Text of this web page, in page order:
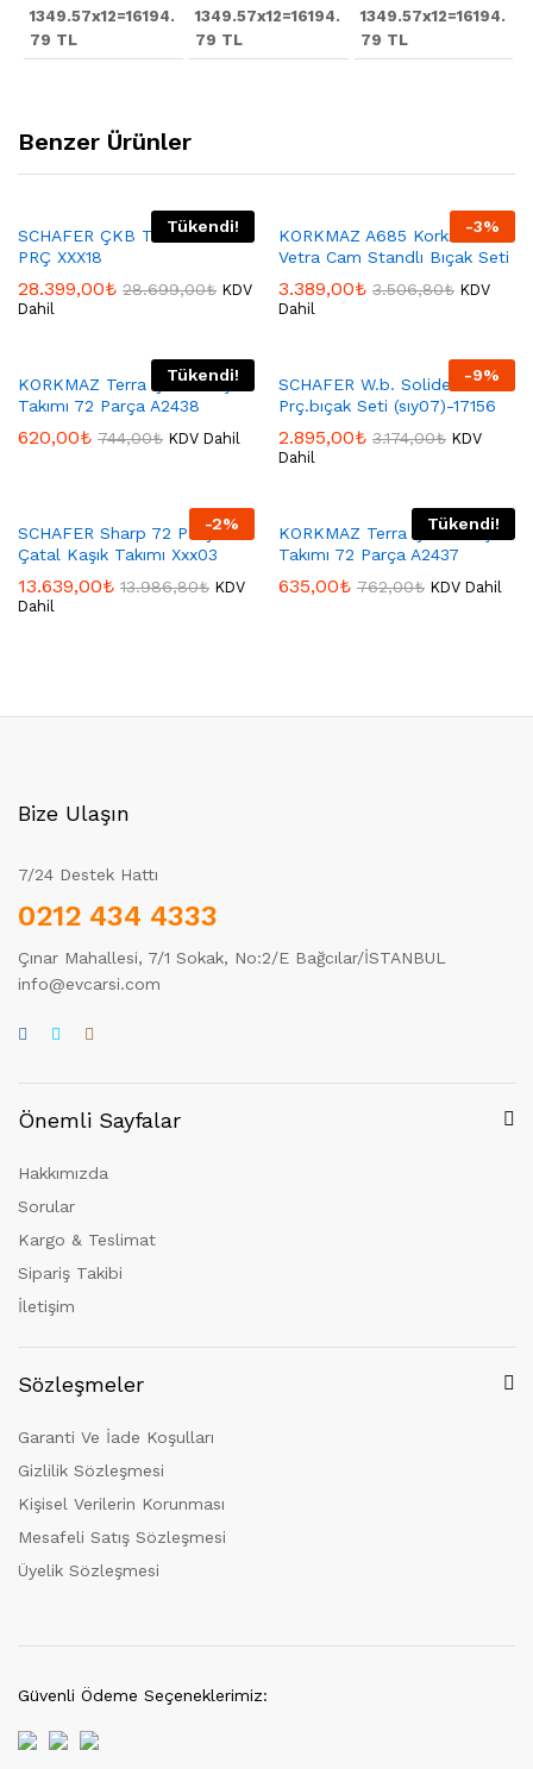
1349.57x12=16194.
79 TL
1349.57x12=16194.
79 TL
1349.57x12=16194.
79 TL
Benzer Ürünler
Tükendi!
SCHAFER ÇKB TAKIMI 90
PRÇ XXX18
28.399,00₺ 28.699,00₺ KDV
Dahil
-3%
KORKMAZ A685 Korkmaz
Vetra Cam Standlı Bıçak Seti
3.389,00₺ 3.506,80₺ KDV
Dahil
Tükendi!
KORKMAZ Terra Çatal Kaşık
Takımı 72 Parça A2438
620,00₺ 744,00₺ KDV Dahil
-9%
SCHAFER W.b. Solide 6
Prç.bıçak Seti (sıy07)-17156
2.895,00₺ 3.174,00₺ KDV
Dahil
-2%
SCHAFER Sharp 72 Parça
Çatal Kaşık Takımı Xxx03
13.639,00₺ 13.986,80₺ KDV
Dahil
Tükendi!
KORKMAZ Terra Çatal Kaşık
Takımı 72 Parça A2437
635,00₺ 762,00₺ KDV Dahil
Bize Ulaşın
7/24 Destek Hattı
0212 434 4333
Çınar Mahallesi, 7/1 Sokak, No:2/E Bağcılar/İSTANBUL
info@evcarsi.com
Önemli Sayfalar
Hakkımızda
Sorular
Kargo & Teslimat
Sipariş Takibi
İletişim
Sözleşmeler
Garanti Ve İade Koşulları
Gizlilik Sözleşmesi
Kişisel Verilerin Korunması
Mesafeli Satış Sözleşmesi
Üyelik Sözleşmesi
Güvenli Ödeme Seçeneklerimiz: